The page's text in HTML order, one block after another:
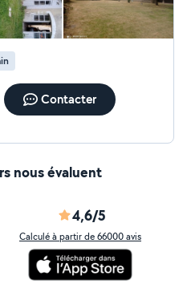
Contacter
nous évaluent
4,6/5
Calculé à partir de 66000 avis